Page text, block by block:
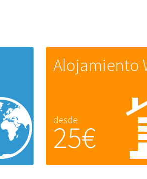
Alojamiento
desde
25€